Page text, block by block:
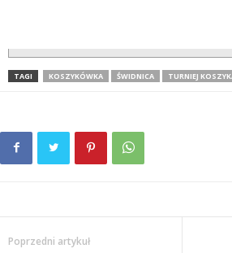
TAGI KOSZYKÓWKA ŚWIDNICA TURNIEJ
Poprzedni artykuł